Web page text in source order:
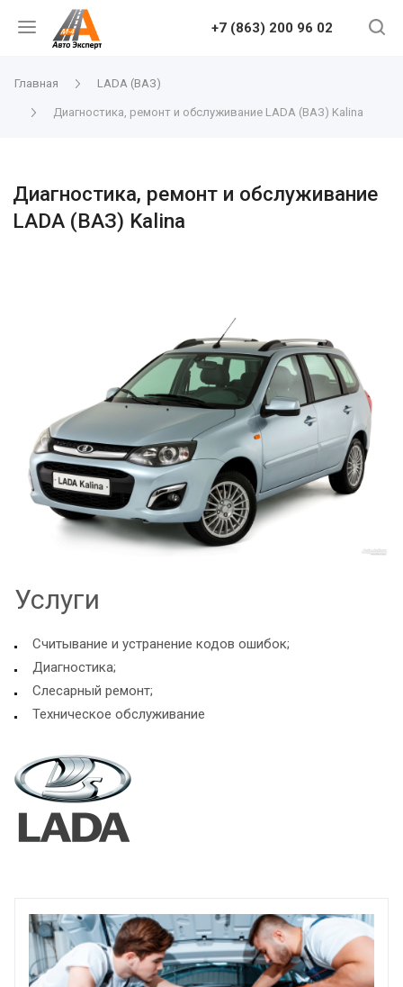
+7 (863) 200 96 02
Главная LADA (ВАЗ)
Диагностика, ремонт и обслуживание LADA (ВАЗ) Kalina
Диагностика, ремонт и обслуживание
LADA (ВАЗ) Kalina
Услуги
Считывание и устранение кодов ошибок;
Диагностика;
Слесарный ремонт;
Техническое обслуживание